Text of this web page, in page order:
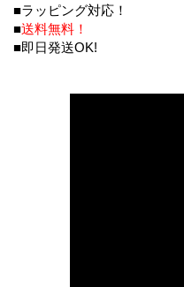
■ラッピング対応！
■送料無料！
■即日発送OK!